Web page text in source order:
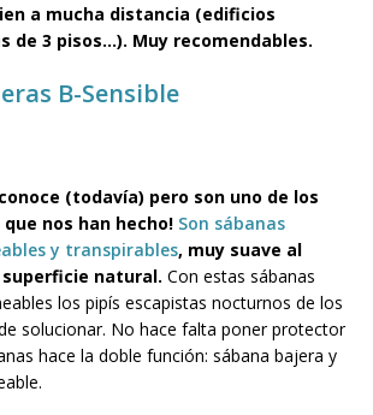
a mucha distancia (edificios
de 3 pisos…). Muy recomendables.
B-Sensible
(todavía) pero son uno de los
nos han hecho! Son sábanas
y transpirables, muy suave al
natural. Con estas sábanas
los pipís escapistas nocturnos de los
solucionar. No hace falta poner protector
hace la doble función: sábana bajera y